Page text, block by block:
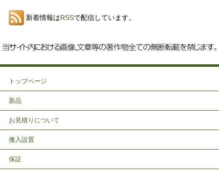
新着情報はRSSで配信しています。
トップページ
新品
お見積りについて
搬入設置
保証